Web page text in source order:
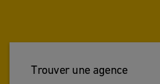
Trouver une agence